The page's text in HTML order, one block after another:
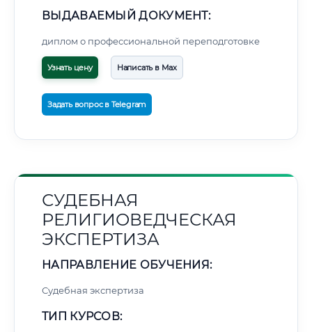
ВЫДАВАЕМЫЙ ДОКУМЕНТ:
диплом о профессиональной переподготовке
Узнать цену Написать в Max
Задать вопрос в Telegram
СУДЕБНАЯ
РЕЛИГИОВЕДЧЕСКАЯ
ЭКСПЕРТИЗА
НАПРАВЛЕНИЕ ОБУЧЕНИЯ:
Судебная экспертиза
ТИП КУРСОВ: